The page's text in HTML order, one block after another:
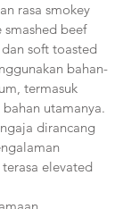
rasa smokey
beef
soft toasted
bahan-
termasuk
utamanya.
dirancang
elevated